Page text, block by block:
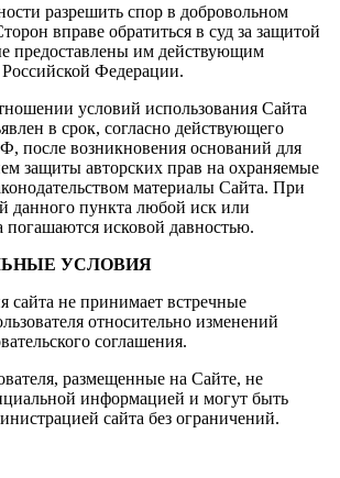
разрешить спор в добровольном
вправе обратиться в суд за защитой
предоставлены им действующим
Российской Федерации.
условий использования Сайта
в срок, согласно действующего
после возникновения оснований для
защиты авторских прав на охраняемые
материалы Сайта. При
данного пункта любой иск или
погашаются исковой давностью.
УСЛОВИЯ
сайта не принимает встречные
относительно изменений
соглашения.
размещенные на Сайте, не
информацией и могут быть
сайта без ограничений.